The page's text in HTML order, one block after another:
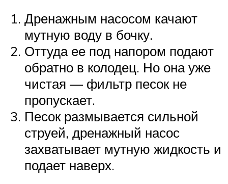
Дренажным насосом качают
мутную воду в бочку.
Оттуда ее под напором подают
обратно в колодец. Но она уже
чистая — фильтр песок не
пропускает.
Песок размывается сильной
струей, дренажный насос
захватывает мутную жидкость и
подает наверх.